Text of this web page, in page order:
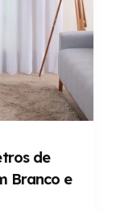
de
Branco e